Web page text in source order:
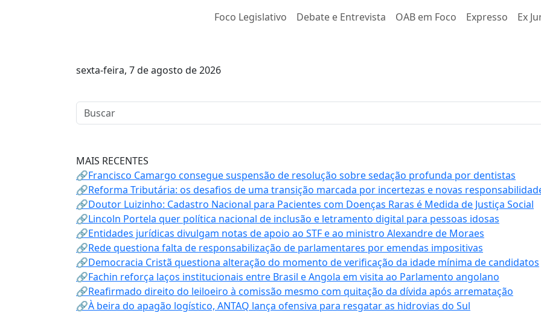
Foco Legislativo Debate e Entrevista OAB em Foco Expresso Ex
sexta-feira, 7 de agosto de 2026
MAIS RECENTES
🔗Francisco Camargo consegue suspensão de resolução sobre sedação profunda por dentistas
🔗Reforma Tributária: os desafios de uma transição marcada por incertezas e novas
🔗Doutor Luizinho: Cadastro Nacional para Pacientes com Doenças Raras é Medida de Justiça Social
🔗Lincoln Portela quer política nacional de inclusão e letramento digital para pessoas idosas
🔗Entidades jurídicas divulgam notas de apoio ao STF e ao ministro Alexandre de Moraes
🔗Rede questiona falta de responsabilização de parlamentares por emendas impositivas
🔗Democracia Cristã questiona alteração do momento de verificação da idade mínima de candidatos
🔗Fachin reforça laços institucionais entre Brasil e Angola em visita ao Parlamento angolano
🔗Reafirmado direito do leiloeiro à comissão mesmo com quitação da dívida após arrematação
🔗À beira do apagão logístico, ANTAQ lança ofensiva para resgatar as hidrovias do Sul